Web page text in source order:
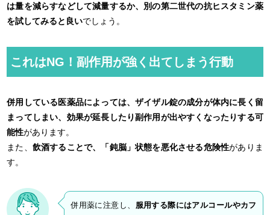
は量を減らすなどして減量するか、別の第二世代の抗ヒスタミン薬
を試してみると良いでしょう。
これはNG！副作用が強く出てしまう行動
併用している医薬品によっては、ザイザル錠の成分が体内に長く留
まってしまい、効果が延長したり副作用が出やすくなったりする可
能性があります。
また、 飲酒することで、「鈍脳」状態を悪化させる危険性がありま
す。
併用薬に注意し、 服用する際にはアルコールやカフ